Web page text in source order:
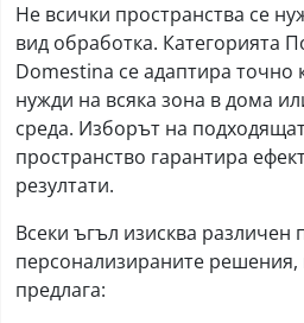
Не всички пространства се
вид обработка. Категорията
Domestina се адаптира
нужди на всяка зона в дома
среда. Изборът на
пространство гарантира
резултати.
Всеки ъгъл изисква различен
персонализираните
предлага: